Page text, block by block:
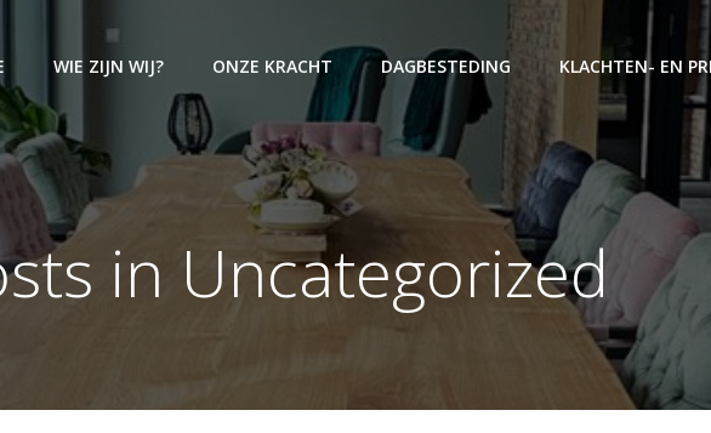
WIE ZIJN WIJ? ONZE KRACHT DAGBESTEDING KLACHTEN- EN
in Uncategorized